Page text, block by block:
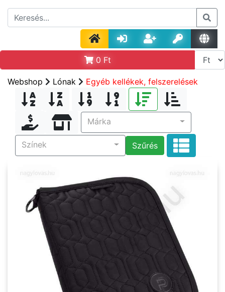
0 Ft
Webshop Lónak Egyéb kellékek, felszerelések
Márka
Színek Szűrés